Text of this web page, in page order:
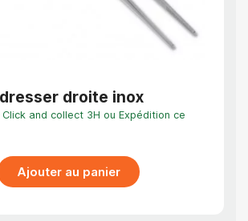
droite inox
Click and collect 3H ou Expédition ce
Ajouter au panier